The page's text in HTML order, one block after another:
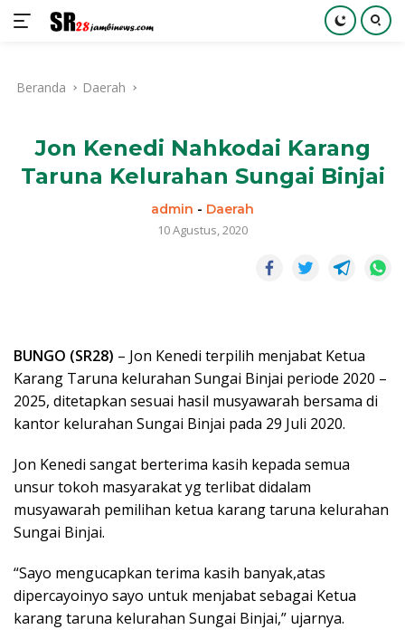
kontenBeranda Daerah
Jon Kenedi Nahkodai Karang
Taruna Kelurahan Sungai Binjai
admin - Daerah
10 Agustus, 2020
BUNGO (SR28) – Jon Kenedi terpilih menjabat Ketua
Karang Taruna kelurahan Sungai Binjai periode 2020 –
2025, ditetapkan sesuai hasil musyawarah bersama di
kantor kelurahan Sungai Binjai pada 29 Juli 2020.
Jon Kenedi sangat berterima kasih kepada semua
unsur tokoh masyarakat yg terlibat didalam
musyawarah pemilihan ketua karang taruna kelurahan
Sungai Binjai.
“Sayo mengucapkan terima kasih banyak,atas
dipercayoinyo sayo untuk menjabat sebagai Ketua
karang taruna kelurahan Sungai Binjai,” ujarnya.